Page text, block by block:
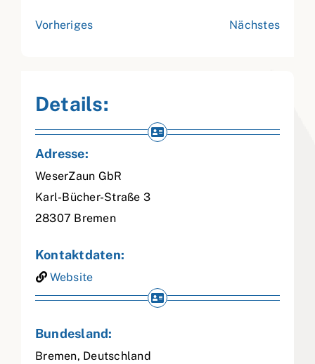
Vorheriges Nächstes
Details:
Adresse:
WeserZaun GbR
Karl-Bücher-Straße 3
28307 Bremen
Kontaktdaten:
Website
Bundesland:
Bremen, Deutschland